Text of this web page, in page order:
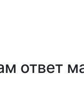
ответ